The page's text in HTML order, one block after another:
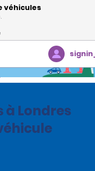
véhicules
à Londres